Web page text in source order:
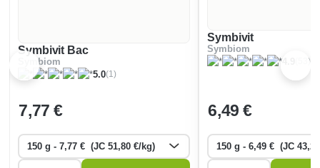
Symbivit Bac
Symbiom
5.0(1)
7,77 €
Symbivit
Symbiom
(53)
6,49 €